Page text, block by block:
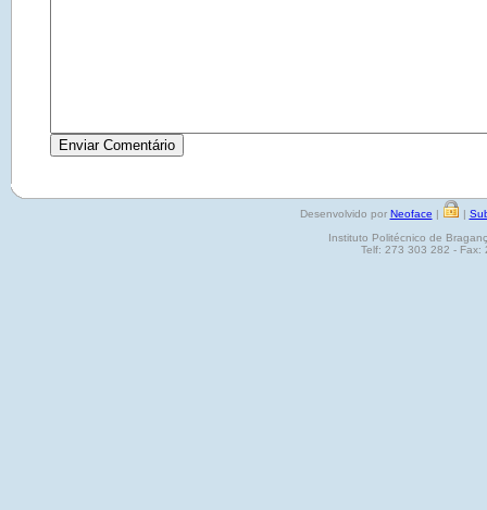
Desenvolvido por Neoface | |
Instituto Politécnico de
Telf: 273 303 282 - Fax: